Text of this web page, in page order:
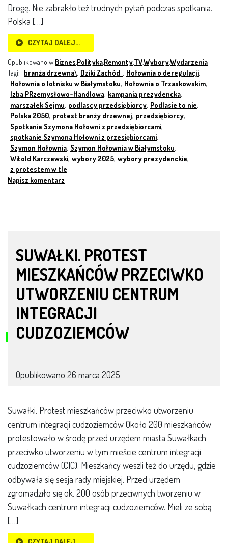
Drogę. Nie zabrakło też trudnych pytań podczas spotkania.
Polska […]
CZYTAJ DALEJ…
Opublikowano w Biznes,Polityka,Remonty,TV,Wybory,Wydarzenia
Tagi: branża drzewna\, Dziki Zachód", Hołownia o deregulacji,
Hołownia o lotnisku w Białymstoku, Hołownia o Trzaskowskim,
Izba PRzemysłowo-Handlowa, kampania prezydencka,
marszałek Sejmu, podlascy przedsiębiorcy, Podlasie to nie,
Polska 2050, protest branży drzewnej, przedsiębiorcy,
Spotkanie Szymona Hołowni z przedsiębiorcami,
spotkanie Szymona Hołowni z przesiębiorcami,
Szymon Hołownia, Szymon Hołownia w Białymstoku,
Witold Karczewski, wybory 2025, wybory prezydenckie,
z protestem w tle
Napisz komentarz
SUWAŁKI. PROTEST
MIESZKAŃCÓW PRZECIWKO
UTWORZENIU CENTRUM
INTEGRACJI
CUDZOZIEMCÓW
Opublikowano 26 marca 2025
Suwałki. Protest mieszkańców przeciwko utworzeniu
centrum integracji cudzoziemców Około 200 mieszkańców
protestowało w środę przed urzędem miasta Suwałkach
przeciwko utworzeniu w tym mieście centrum integracji
cudzoziemców (CIC). Mieszkańcy weszli też do urzędu, gdzie
odbywała się sesja rady miejskiej. Przed urzędem
zgromadziło się ok. 200 osób przeciwnych tworzeniu w
Suwałkach centrum integracji cudzoziemców. Mieli ze sobą
[…]